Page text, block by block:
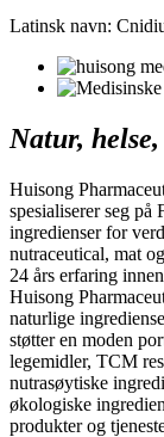
Latinsk navn:
Natur,
Huisong
spesialiserer seg
ingredienser for
nutraceutical, mat
24 års erfaring
Huisong
naturlige
støtter en moden
legemidler, TCM
nutrasøytiske
økologiske
produkter og